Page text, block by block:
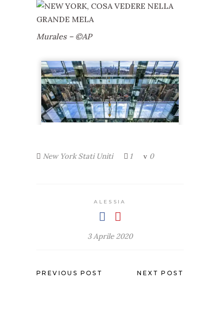
Murales – ©AP
New York Stati Uniti 1 0
ALESSIA
3 Aprile 2020
PREVIOUS POST NEXT POST